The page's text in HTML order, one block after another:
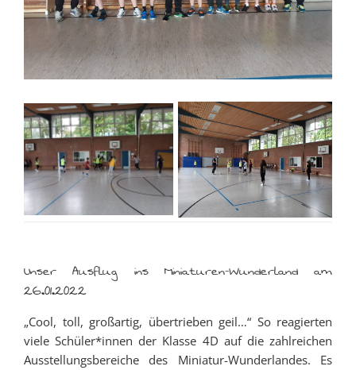
Unser Ausflug ins Miniaturen-Wunderland am
26.01.2022
„Cool, toll, großartig, übertrieben geil…“ So reagierten
viele Schüler*innen der Klasse 4D auf die zahlreichen
Ausstellungsbereiche des Miniatur-Wunderlandes. Es